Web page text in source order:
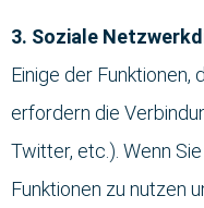
3. Soziale
Einige der Funktionen,
erfordern die
Twitter, etc.). Wenn
Funktionen zu nutzen